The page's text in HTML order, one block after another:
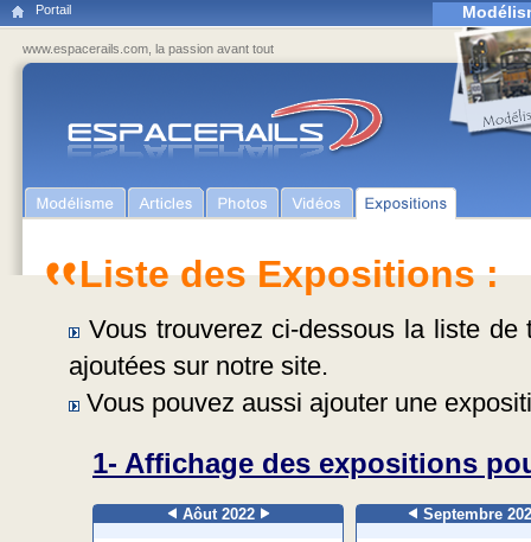
Portail
www.espacerails.com, la passion avant tout
Liste des Expositions :
Vous trouverez ci-dessous la liste
ajoutées sur notre site.
Vous pouvez aussi ajouter une
1- Affichage des expositions
Aôut 2022 Septembre